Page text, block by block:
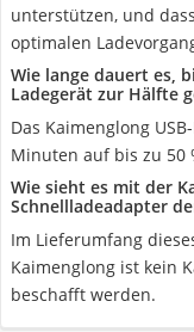
unterstützen, und
optimalen
Wie lange dauert es,
Ladegerät zur Hälfte
Das Kaimenglong
Minuten auf bis zu 50
Wie sieht es mit der
Schnellladeadapter
Im Lieferumfang
Kaimenglong ist kein
beschafft werden.